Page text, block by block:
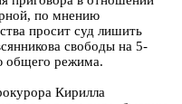
по мнению
просит суд лишить
свободы на 5-
общего режима.
Кирилла